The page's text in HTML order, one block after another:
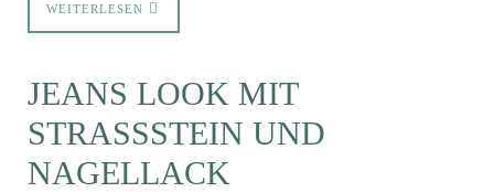
WEITERLESEN
JEANS LOOK MIT
STRASSSTEIN UND
NAGELLACK